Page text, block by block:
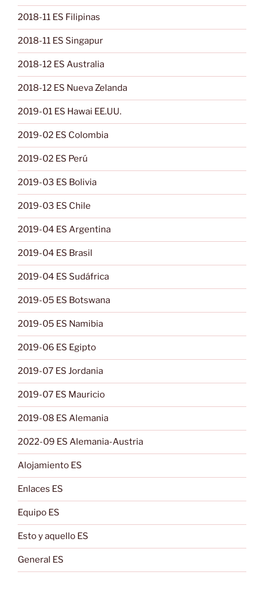
2018-11 ES Filipinas
2018-11 ES Singapur
2018-12 ES Australia
2018-12 ES Nueva Zelanda
2019-01 ES Hawai EE.UU.
2019-02 ES Colombia
2019-02 ES Perú
2019-03 ES Bolivia
2019-03 ES Chile
2019-04 ES Argentina
2019-04 ES Brasil
2019-04 ES Sudáfrica
2019-05 ES Botswana
2019-05 ES Namibia
2019-06 ES Egipto
2019-07 ES Jordania
2019-07 ES Mauricio
2019-08 ES Alemania
2022-09 ES Alemania-Austria
Alojamiento ES
Enlaces ES
Equipo ES
Esto y aquello ES
General ES